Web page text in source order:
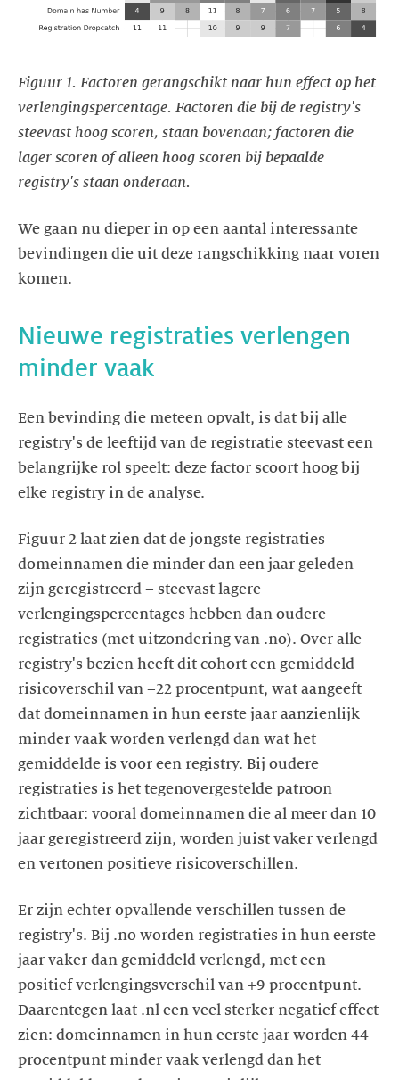
Figuur 1. Factoren gerangschikt naar hun effect op het
verlengingspercentage. Factoren die bij de registry's
steevast hoog scoren, staan bovenaan; factoren die
lager scoren of alleen hoog scoren bij bepaalde
registry's staan onderaan.
We gaan nu dieper in op een aantal interessante
bevindingen die uit deze rangschikking naar voren
komen.
Nieuwe registraties verlengen
minder vaak
Een bevinding die meteen opvalt, is dat bij alle
registry's de leeftijd van de registratie steevast een
belangrijke rol speelt: deze factor scoort hoog bij
elke registry in de analyse.
Figuur 2 laat zien dat de jongste registraties –
domeinnamen die minder dan een jaar geleden
zijn geregistreerd – steevast lagere
verlengingspercentages hebben dan oudere
registraties (met uitzondering van .no). Over alle
registry's bezien heeft dit cohort een gemiddeld
risicoverschil van –22 procentpunt, wat aangeeft
dat domeinnamen in hun eerste jaar aanzienlijk
minder vaak worden verlengd dan wat het
gemiddelde is voor een registry. Bij oudere
registraties is het tegenovergestelde patroon
zichtbaar: vooral domeinnamen die al meer dan 10
jaar geregistreerd zijn, worden juist vaker verlengd
en vertonen positieve risicoverschillen.
Er zijn echter opvallende verschillen tussen de
registry's. Bij .no worden registraties in hun eerste
jaar vaker dan gemiddeld verlengd, met een
positief verlengingsverschil van +9 procentpunt.
Daarentegen laat .nl een veel sterker negatief effect
zien: domeinnamen in hun eerste jaar worden 44
procentpunt minder vaak verlengd dan het